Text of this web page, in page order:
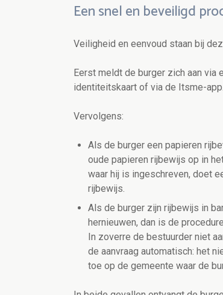
Een snel en beveiligd
Veiligheid en eenvoud staan bij
Eerst meldt de burger zich aan
identiteitskaart of via de Itsme-app.
Vervolgens:
Als de burger een papieren
oude papieren rijbewijs op in
waar hij is ingeschreven, doet
rijbewijs.
Als de burger zijn rijbewijs in
hernieuwen, dan is de
In zoverre de bestuurder niet
de aanvraag automatisch: het
toe op de gemeente waar de